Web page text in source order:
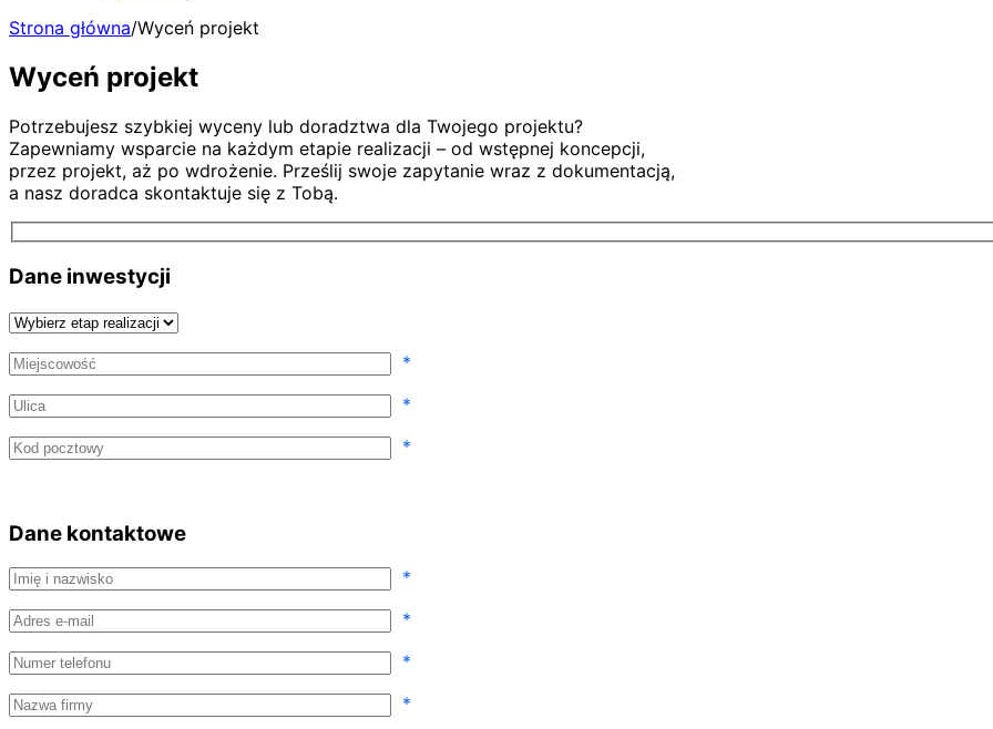
Strona główna/Wyceń projekt
Wyceń projekt
Potrzebujesz szybkiej wyceny lub doradztwa dla Twojego projektu?
Zapewniamy wsparcie na każdym etapie realizacji – od wstępnej koncepcji,
przez projekt, aż po wdrożenie. Prześlij swoje zapytanie wraz z dokumentacją,
a nasz doradca skontaktuje się z Tobą.
Dane inwestycji
Wybierz etap realizacji
Miejscowość
*
Ulica
*
Kod pocztowy
*
Dane kontaktowe
Imię i nazwisko
*
Adres e-mail
*
Numer telefonu
*
Nazwa firmy
*